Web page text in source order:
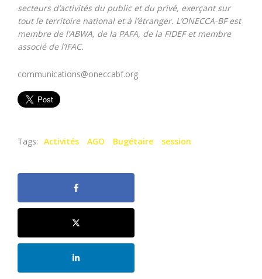
Résultats DECOFI & DESCOGEF session 2025
21 DÉCEMBRE 2025
Les membres de l’ONECCA BF réunis en
Assemblée Générale Annuelle le 18
Décembre 2025